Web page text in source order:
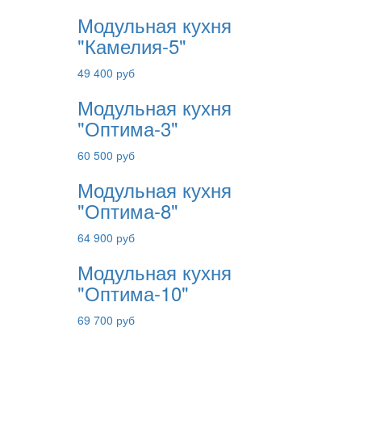
Модульная кухня
"Камелия-5"
49 400 руб
Модульная кухня
"Оптима-3"
60 500 руб
Модульная кухня
"Оптима-8"
64 900 руб
Модульная кухня
"Оптима-10"
69 700 руб